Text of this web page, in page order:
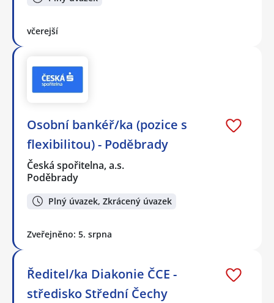
včerejší
Osobní bankéř/ka (pozice s
flexibilitou) - Poděbrady
Česká spořitelna, a.s.
Poděbrady
Plný úvazek, Zkrácený úvazek
Zveřejněno: 5. srpna
Ředitel/ka Diakonie ČCE -
středisko Střední Čechy